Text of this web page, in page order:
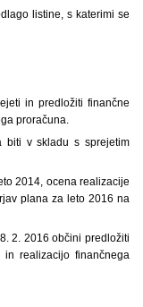
listine, s katerimi se
in predložiti finančne
proračuna.
biti v skladu s sprejetim
2014, ocena realizacije
plana za leto 2016 na
2. 2016 občini predložiti
realizacijo finančnega